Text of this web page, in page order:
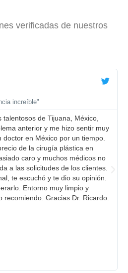
verificadas de nuestros
increíble"
talentosos de Tijuana, México,
anterior y me hizo sentir muy
doctor en México por un tiempo.
de la cirugía plástica en
caro y muchos médicos no
a las solicitudes de los clientes.
te escuchó y te dio su opinión.
Entorno muy limpio y
recomiendo. Gracias Dr. Ricardo.